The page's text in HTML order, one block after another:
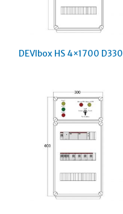
DEVIbox HS 4×1700 D330